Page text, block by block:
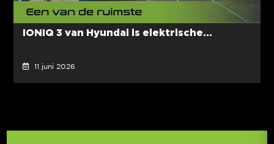
IONIQ 3 van Hyundai is elektrische...
11 juni 2026